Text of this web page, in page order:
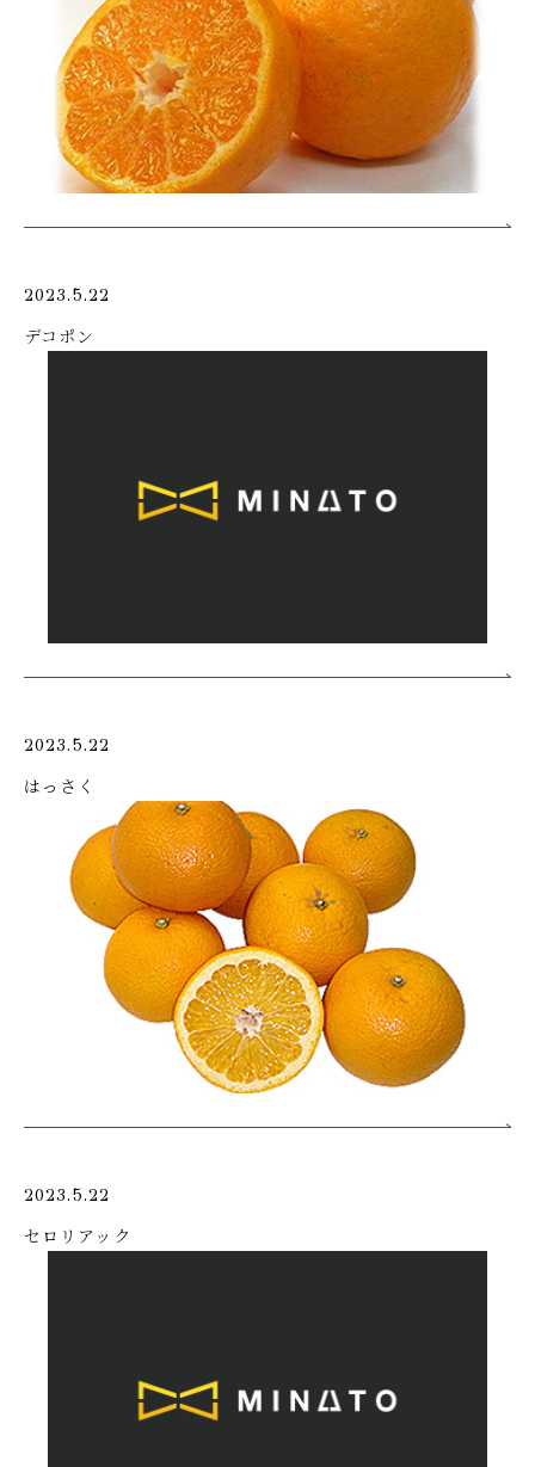
2023.5.22
デコポン
2023.5.22
はっさく
2023.5.22
セロリアック